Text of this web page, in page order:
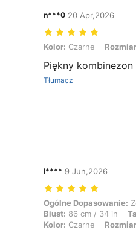
n***0 20 Apr,2026
Kolor: Czarne, Rozmiar: M
Kolor: Czarne
Piękny
Tłumacz
l**** 9 Jun,2026
Ogólne Dopasowanie:
Ogólne Dopasowanie:
Biust: 86 cm / 34 in
Kolor: Czarne